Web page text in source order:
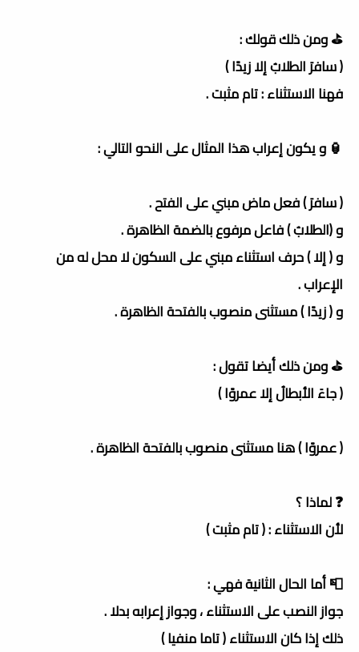
⛳️ ومن ذلك قولك :
( سافرَ الطلابُ إلا زيدًا )
فهنا الاستثناء : تام مثبت .
🏮 و يكون إعراب هذا المثال على النحو التالي :
( سافرَ ) فعل ماض مبني على الفتح .
و (الطلابُ ) فاعل مرفوع بالضمة الظاهرة .
و ( إلا ) حرف استثناء مبني على السكون لا محل له من
الإعراب .
و ( زيدًا ) مستثنى منصوب بالفتحة الظاهرة .
⛳️ ومن ذلك أيضا تقول :
( جاءَ الأبطالُ إلا عمروًا )
( عمروًا ) هنا مستثنى منصوب بالفتحة الظاهرة .
❓ لماذا ؟
لأن الاستثناء : ( تام مثبت )
📮 أما الحال الثانية فهي :
جواز النصب على الاستثناء ، وجواز إعرابه بدلا .
ذلك إذا كان الاستثناء ( تاما منفيا )